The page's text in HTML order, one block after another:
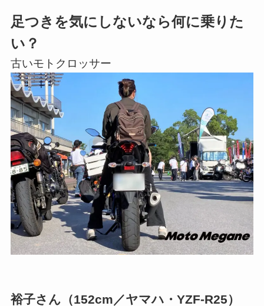
足つきを気にしないなら何に乗りた
い？
古いモトクロッサー
裕子さん（152cm／ヤマハ・YZF-R25）